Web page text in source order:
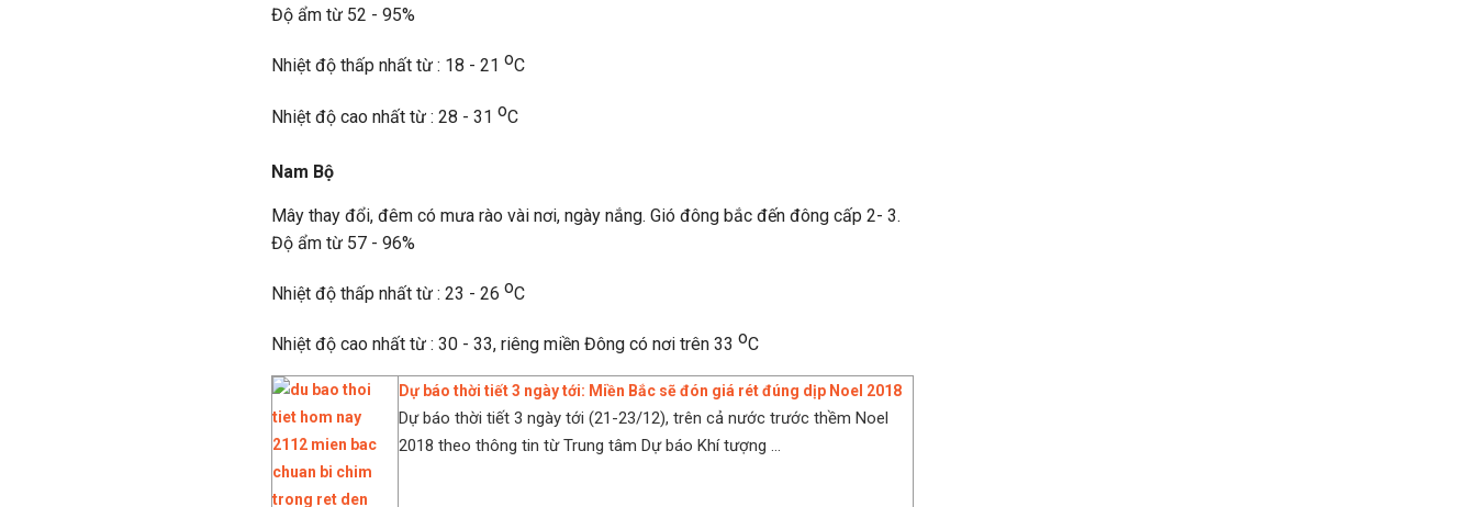
Độ ẩm từ 52 - 95%
Nhiệt độ thấp nhất từ : 18 - 21 oC
Nhiệt độ cao nhất từ : 28 - 31 oC
Nam Bộ
Mây thay đổi, đêm có mưa rào vài nơi, ngày nắng. Gió đông bắc đến đông cấp 2- 3.
Độ ẩm từ 57 - 96%
Nhiệt độ thấp nhất từ : 23 - 26 oC
Nhiệt độ cao nhất từ : 30 - 33, riêng miền Đông có nơi trên 33 oC
Dự báo thời tiết 3 ngày tới: Miền Bắc sẽ đón giá rét đúng dịp Noel 2018
Dự báo thời tiết 3 ngày tới (21-23/12), trên cả nước trước thềm Noel
2018 theo thông tin từ Trung tâm Dự báo Khí tượng ...